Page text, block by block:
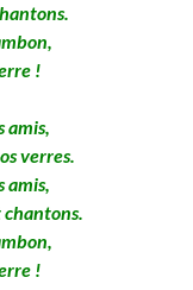
!
amis,
verres.
amis,
!